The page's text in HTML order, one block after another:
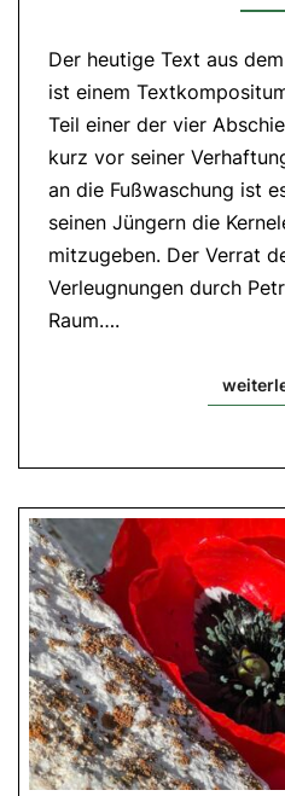
16|
Der heutige Text aus
ist einem
Teil einer der vier
kurz vor seiner
an die Fußwaschung ist
seinen Jüngern die
mitzugeben. Der Verrat
Verleugnungen durch
Raum….